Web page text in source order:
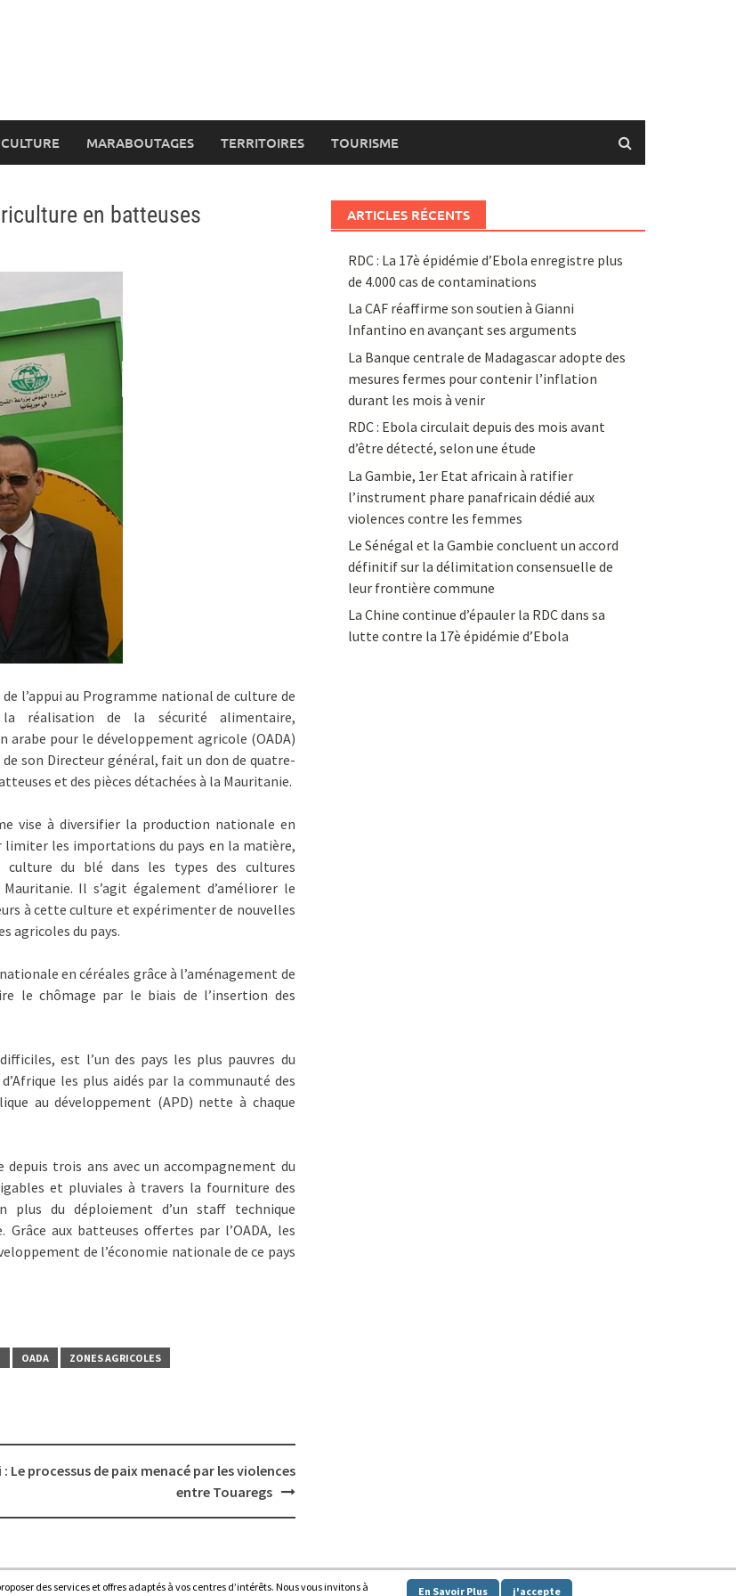
CULTURE MARABOUTAGES TERRITOIRES TOURISME
en batteuses
de l’appui au Programme national de culture de
réalisation de la sécurité alimentaire,
arabe pour le développement agricole (OADA)
de son Directeur général, fait un don de quatre-
et des pièces détachées à la Mauritanie.
vise à diversifier la production nationale en
limiter les importations du pays en la matière,
culture du blé dans les types des cultures
Il s’agit également d’améliorer le
à cette culture et expérimenter de nouvelles
agricoles du pays.
en céréales grâce à l’aménagement de
le chômage par le biais de l’insertion des
est l’un des pays les plus pauvres du
les plus aidés par la communauté des
au développement (APD) nette à chaque
trois ans avec un accompagnement du
et pluviales à travers la fourniture des
plus du déploiement d’un staff technique
aux batteuses offertes par l’OADA, les
de l’économie nationale de ce pays
OADA ZONES AGRICOLES
: Le processus de paix menacé par les violences
entre Touaregs
ARTICLES RÉCENTS
RDC : La 17è épidémie d’Ebola enregistre plus
de 4.000 cas de contaminations
La CAF réaffirme son soutien à Gianni
Infantino en avançant ses arguments
La Banque centrale de Madagascar adopte des
mesures fermes pour contenir l’inflation
durant les mois à venir
RDC : Ebola circulait depuis des mois avant
d’être détecté, selon une étude
La Gambie, 1er Etat africain à ratifier
l’instrument phare panafricain dédié aux
violences contre les femmes
Le Sénégal et la Gambie concluent un accord
définitif sur la délimitation consensuelle de
leur frontière commune
La Chine continue d’épauler la RDC dans sa
lutte contre la 17è épidémie d’Ebola
des services et offres adaptés à vos centres d’intérêts. Nous vous invitons à En Savoir Plus j'accepte